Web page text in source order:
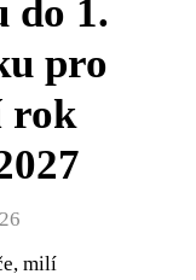
do 1.
pro
rok
milí